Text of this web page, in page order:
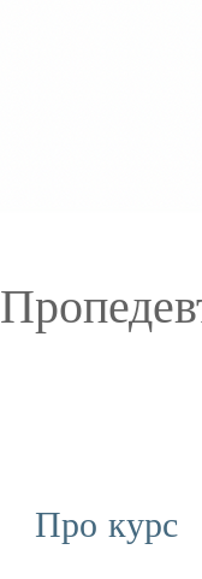
Про курс